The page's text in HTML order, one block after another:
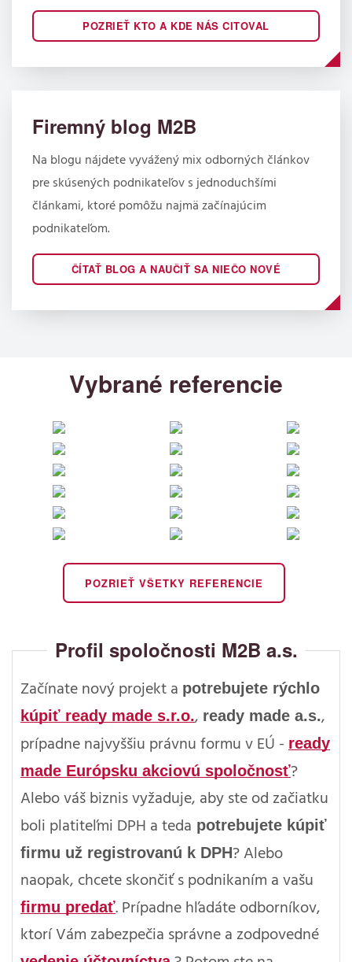
POZRIEŤ KTO A KDE NÁS CITOVAL
Firemný blog M2B
Na blogu nájdete vyvážený mix odborných článkov
pre skúsených podnikateľov s jednoduchšími
článkami, ktoré pomôžu najmä začínajúcim
podnikateľom.
ČÍTAŤ BLOG A NAUČIŤ SA NIEČO NOVÉ
Vybrané referencie
POZRIEŤ VŠETKY REFERENCIE
Profil spoločnosti M2B a.s.
Začínate nový projekt a potrebujete rýchlo
kúpiť ready made s.r.o., ready made a.s.,
prípadne najvyššiu právnu formu v EÚ - ready
made Európsku akciovú spoločnosť?
Alebo váš biznis vyžaduje, aby ste od začiatku
boli platiteľmi DPH a teda potrebujete kúpiť
firmu už registrovanú k DPH? Alebo
naopak, chcete skončiť s podnikaním a vašu
firmu predať. Prípadne hľadáte odborníkov,
ktorí Vám zabezpečia správne a zodpovedné